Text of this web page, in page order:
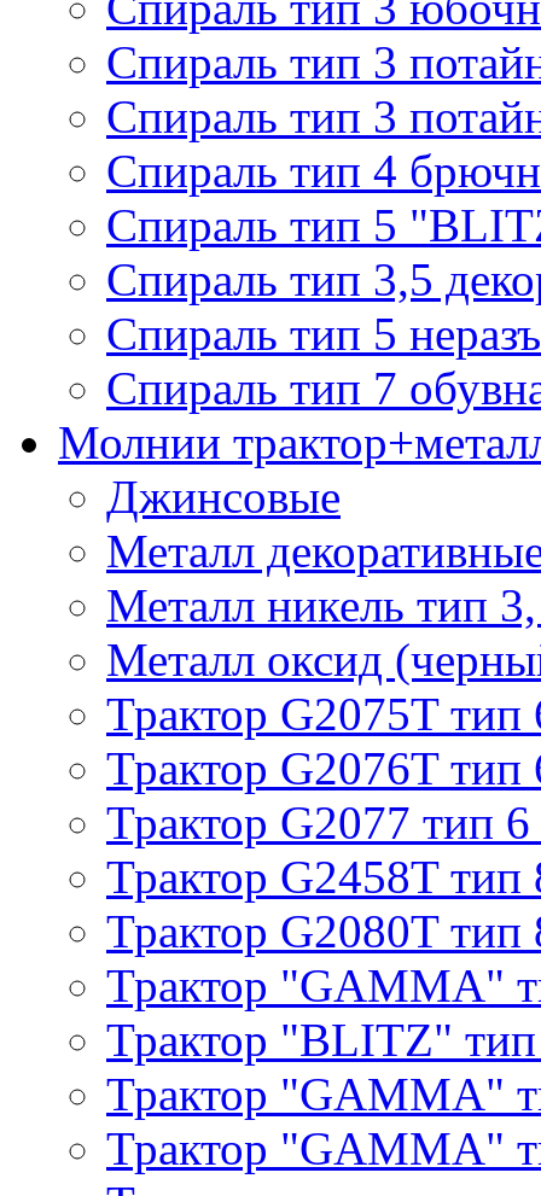
Спираль тип 3
Спираль тип 3
Спираль тип 4
Спираль тип 5
Спираль тип 3,5
Спираль тип 5
Спираль тип 7
Молнии
Джинсовые
Металл
Металл никель тип
Металл оксид
Трактор G2075T тип
Трактор G2076T тип
Трактор G2077 тип 6
Трактор G2458T тип
Трактор G2080T тип
Трактор "GAMMA"
Трактор "BLITZ"
Трактор "GAMMA"
Трактор "GAMMA"